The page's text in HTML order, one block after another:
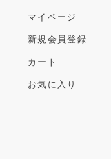
マイページ
新規会員登録
カート
お気に入り